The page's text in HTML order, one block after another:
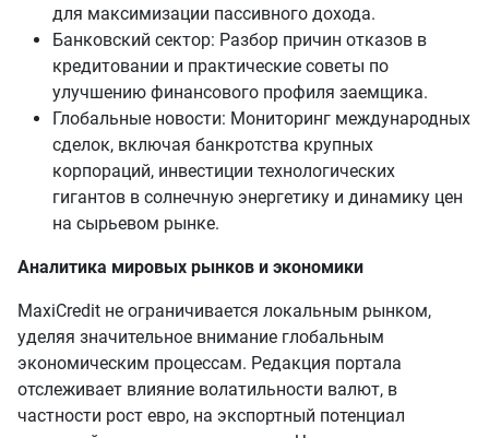
для максимизации пассивного дохода.
Банковский сектор: Разбор причин отказов в
кредитовании и практические советы по
улучшению финансового профиля заемщика.
Глобальные новости: Мониторинг международных
сделок, включая банкротства крупных
корпораций, инвестиции технологических
гигантов в солнечную энергетику и динамику цен
на сырьевом рынке.
Аналитика мировых рынков и экономики
MaxiCredit не ограничивается локальным рынком,
уделяя значительное внимание глобальным
экономическим процессам. Редакция портала
отслеживает влияние волатильности валют, в
частности рост евро, на экспортный потенциал